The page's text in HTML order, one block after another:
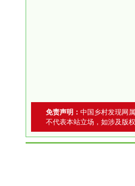
免责声明： 中国乡村发现网
不代表本站立场，如涉及版